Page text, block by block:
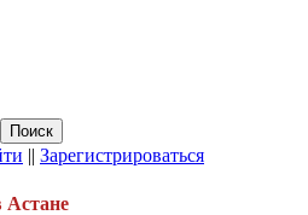
|| Зарегистрироваться
Астане